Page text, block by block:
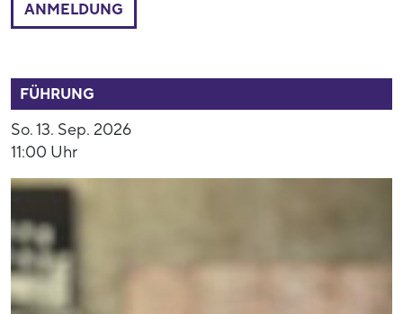
ANMELDUNG
FÜHRUNG
So. 13. Sep. 2026
11:00 Uhr